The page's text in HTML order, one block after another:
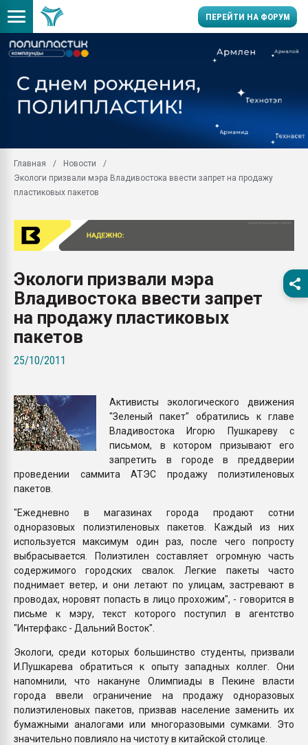
ПЕРЕЙТИ НА ФОРУМ
заводу пластмасс"
первый план в
28.07.2026
ситуацией на
Всё, что касается
Главная
Новости
Экологи призвали мэра Владивостока ввести запрет на продажу
пластиковых пакетов
Экологи призвали мэра
Владивостока ввести запрет
на продажу пластиковых
пакетов
25/10/2011
Активисты экологического движения
"Зеленый пакет" обратились к главе
Владивостока Игорю Пушкареву с
письмом, в котором призывают его
запретить в городе в преддверии
проведении саммита АТЭС продажу полиэтиленовых
пакетов.
"Ежедневно в магазинах города продают сотни
одноразовых полиэтиленовых пакетов. Каждый из них
используется максимум один раз, после чего попросту
выбрасывается. Полиэтилен составляет огромную часть
содержимого городских свалок. Легкие пакеты часто
поднимает ветер, и они летают по улицам, застревают в
проводах, норовят попасть в лицо прохожим", - говорится в
письме к мэру, текст которого поступил в агентство
"Интерфакс - Дальний Восток".
Экологи, среди которых большинство студенты, призвали
И.Пушкарева обратиться к опыту западных коллег. Они
напомнили, что накануне Олимпиады в Пекине власти
города ввели ограничение на продажу одноразовых
полиэтиленовых пакетов, призвав население заменить их
бумажными аналогами или многоразовыми сумками. Это
значительно повлияло на чистоту в китайской столице.